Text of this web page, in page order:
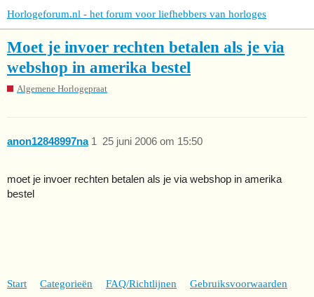
Horlogeforum.nl - het forum voor liefhebbers van horloges
Moet je invoer rechten betalen als je via
webshop in amerika bestel
Algemene Horlogepraat
anon12848997na 25 juni 2006 om 15:50
1
moet je invoer rechten betalen als je via webshop in amerika
bestel
Start Categorieën FAQ/Richtlijnen Gebruiksvoorwaarden